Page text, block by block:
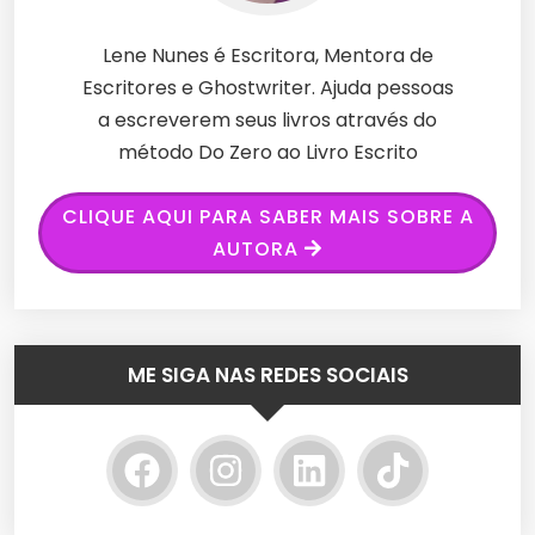
Lene Nunes é Escritora, Mentora de
Escritores e Ghostwriter. Ajuda pessoas
a escreverem seus livros através do
método Do Zero ao Livro Escrito
CLIQUE AQUI PARA SABER MAIS SOBRE A
AUTORA
ME SIGA NAS REDES SOCIAIS